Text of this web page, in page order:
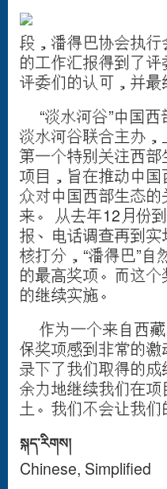
段，潘得巴协会执
的工作汇报得到了
评委们的认可，并
“淡水河谷”中国西
淡水河谷联合主办
第一个特别关注西
项目，旨在推动中
众对中国西部生态
来。 从去年12月份
报、电话调查再到
核打分，“潘得巴”
的最高奖项。而这个
的继续实施。
作为一个来自西藏
保奖项感到非常的激
录下了我们取得的
余力地继续我们在
土。我们不会让我们
སྐད་རིགས།
Chinese, Simplified